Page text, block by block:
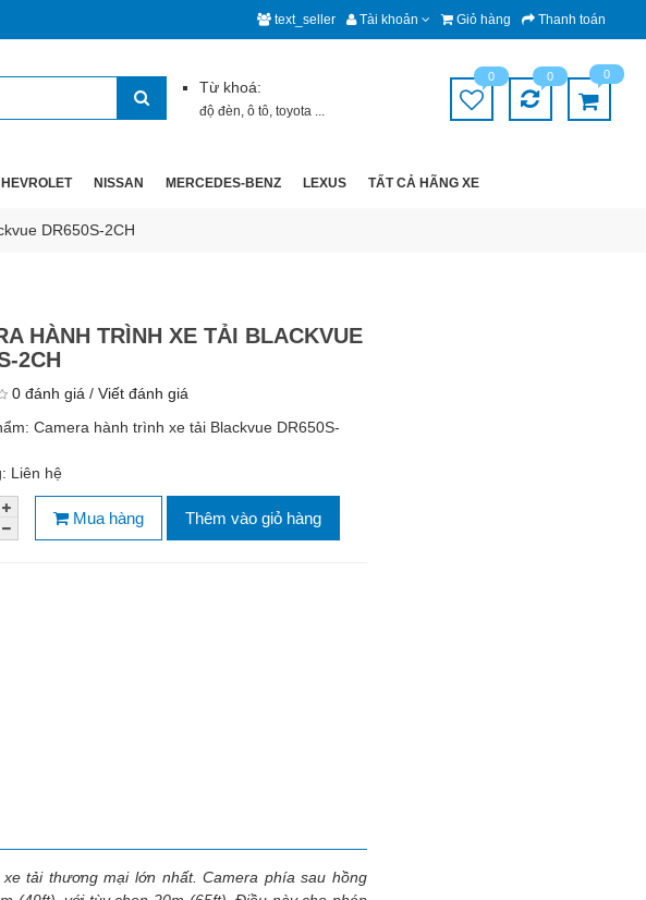
text_seller Tài khoản Giỏ hàng Thanh toán
Từ khoá:
độ đèn,ô tô,toyota ...
0 0 0
NISSAN MERCEDES-BENZ LEXUS TẤT CẢ HÃNG XE
DR650S-2CH
HÀNH TRÌNH XE TẢI BLACKVUE
2CH
0 đánh giá / Viết đánh giá
Camera hành trình xe tải Blackvue DR650S-
Liên hệ
Mua hàng Thêm vào giỏ hàng
tải thương mại lớn nhất. Camera phía sau hồng